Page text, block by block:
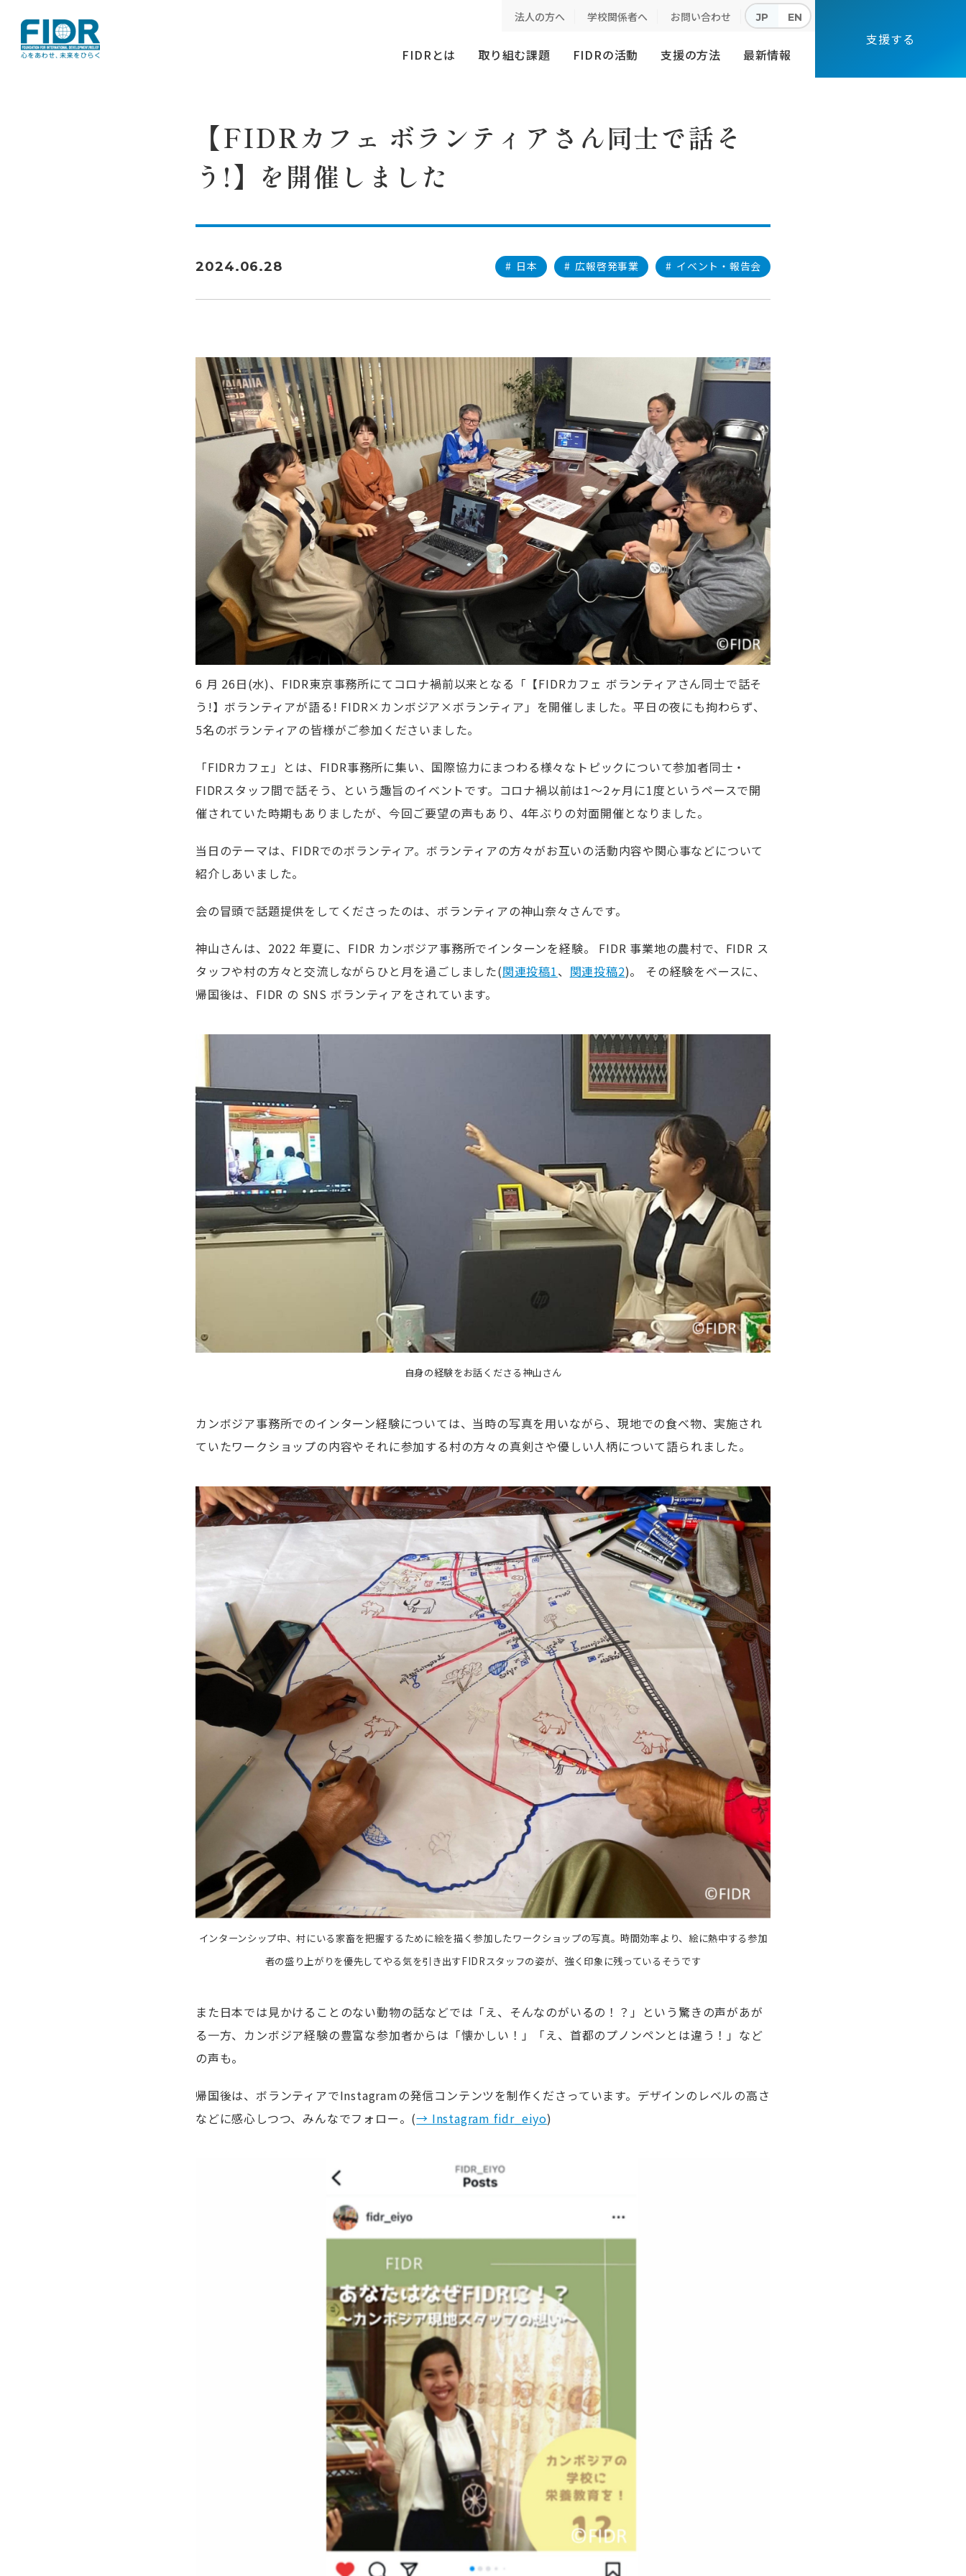
法人の方へ 学校関係者へ お問い合わせ JP EN
FIDRとは 取り組む課題 FIDRの活動 支援の方法 最新情報
支援する
【FIDRカフェ ボランティアさん同士で話そう!】を開催しました
【FIDRカフェ ボランティアさん同士で話そ
う!】を開催しました
2024.06.28 # 日本 # 広報啓発事業 # イベント・報告会
6 月 26日(水)、 FIDR東京事務所にてコロナ禍前以来となる「【FIDRカフェ ボランティアさん同士で話そ
う !】ボランティアが語る ! FIDR× カンボジア × ボランティア」を開催しました。平日の夜にも拘わらず、
5名のボランティアの皆様がご参加くださいました。
「FIDRカフェ」とは、 FIDR事務所に集い、国際協力にまつわる様々なトピックについて参加者同士・
FIDRスタッフ間で話そう、という趣旨のイベントです。コロナ禍以前は1～2ヶ月に1度というペースで開
催されていた時期もありましたが、今回ご要望の声もあり、 4年ぶりの対面開催となりました。
当日のテーマは、 FIDRでのボランティア。ボランティアの方々がお互いの活動内容や関心事などについて
紹介しあいました。
会の冒頭で話題提供をしてくださったのは、ボランティアの神山奈々さんです。
神山さんは、 2022 年夏に、 FIDR カンボジア事務所でインターンを経験。 FIDR 事業地の農村で、 FIDR ス
タッフや村の方々と交流しながらひと月を過ごしました(関連投稿1、 関連投稿2)。 その経験をベースに、
帰国後は、 FIDR の SNS ボランティアをされています。
自身の経験をお話くださる神山さん
カンボジア事務所でのインターン経験については、当時の写真を用いながら、現地での食べ物、実施され
ていたワークショップの内容やそれに参加する村の方々の真剣さや優しい人柄について語られました。
インターンシップ中、村にいる家畜を把握するために絵を描く参加したワークショップの写真。時間効率より、絵に熱中する参加
者の盛り上がりを優先してやる気を引き出すFIDRスタッフの姿が、強く印象に残っているそうです
また日本では見かけることのない動物の話などでは「え、そんなのがいるの！？」という驚きの声があが
る一方、カンボジア経験の豊富な参加者からは「懐かしい！」「え、首都のプノンペンとは違う！」など
の声も。
帰国後は、ボランティアでInstagramの発信コンテンツを制作くださっています。デザインのレベルの高さ
などに感心しつつ、みんなでフォロー。(→ Instagram fidr_eiyo)